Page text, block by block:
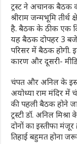
ट्रस्ट ने अचानक बैठक
श्रीराम जन्मभूमि तीर्थ
है. बैठक के ठीक एक
यह बैठक दोपहर 3 बजे
परिसर में बैठक
कारण और दूसरी-
चंपत और अनिल के
अयोध्या राम मंदिर में
की पहली बैठक होने
ट्रस्टी डॉ. अनिल
दोनों का इस्तीफा
तिहाई बहुमत होना